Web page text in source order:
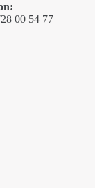
00 54 77